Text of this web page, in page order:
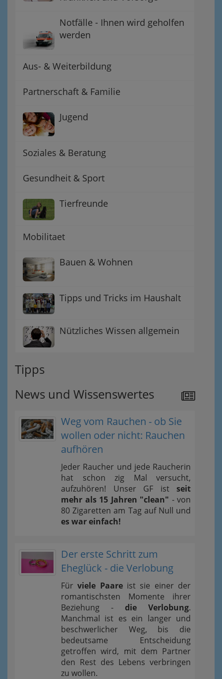
Notfälle - Ihnen wird geholfen
werden
Aus- & Weiterbildung
Partnerschaft & Familie
Jugend
Soziales & Beratung
Gesundheit & Sport
Tierfreunde
Mobilitaet
Bauen & Wohnen
Tipps und Tricks im Haushalt
Nützliches Wissen allgemein
Tipps
News und Wissenswertes
Weg vom Rauchen - ob Sie
wollen oder nicht: Rauchen
aufhören
Jeder Raucher und jede Raucherin
hat schon zig Mal versucht,
aufzuhören! Unser GF ist seit
mehr als 15 Jahren "clean" - von
80 Zigaretten am Tag auf Null und
es war einfach!
Der erste Schritt zum
Eheglück - die Verlobung
Fürviele Paareist sie einer der
romantischsten Momente ihrer
Beziehung - die Verlobung.
Manchmal ist es ein langer und
beschwerlicher Weg, bis die
bedeutsame Entscheidung
getroffen wird, mit dem Partner
den Rest des Lebens verbringen
zu wollen.